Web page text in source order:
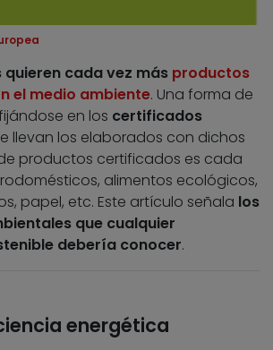
quieren cada vez más productos
el medio ambiente. Una forma de
en los certificados
llevan los elaborados con dichos
productos certificados es cada
alimentos ecológicos,
papel, etc. Este artículo señala los
que cualquier
debería conocer.
energética